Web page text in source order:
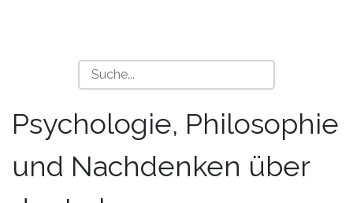
Psychologie, Philosophie
und Nachdenken über